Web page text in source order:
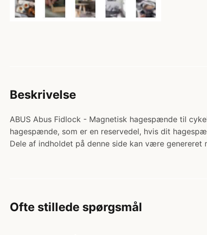
Beskrivelse
ABUS Abus Fidlock - Magnetisk hagespænde til
hagespænde, som er en reservedel, hvis dit
Dele af indholdet på denne side kan være genereret
Ofte stillede spørgsmål